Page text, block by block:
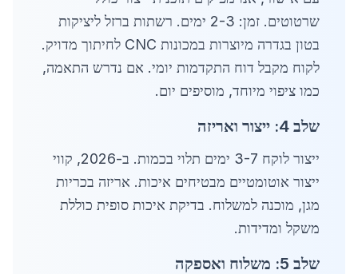
שרטוטים. זמן: 2-3 ימים. רשתות ברזל ליציקות
בטון בגדרה מיוצרות במכונות CNC לחיתוך מדויק.
לקוח מקבל דוח התקדמות יומי. אם נדרש התאמה,
כמו ציפוי מיוחד, מוסיפים יום.
שלב 4: ייצור ואריזה
ייצור לוקח 3-7 ימים תלוי בכמות. ב-2026, קווי
ייצור אוטומטיים מבטיחים איכות. אריזה בכריות
מגן, מוכנה למשלוח. בדיקת איכות סופית כוללת
משקל ומדידות.
שלב 5: משלוח ואספקה